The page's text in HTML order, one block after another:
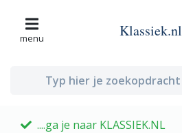
menu Klassiek.nl
....ga je naar KLASSIEK.NL